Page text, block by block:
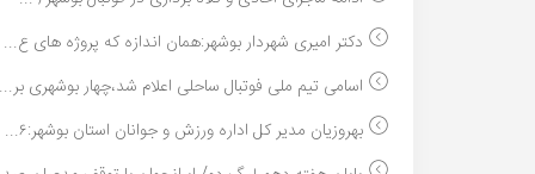
دکتر امیری شهردار بوشهر:همان اندازه که پروژه های ع...
اسامی تیم ملی فوتبال ساحلی اعلام شد،چهار بوشهری بر...
بهروزیان مدیر کل اداره ورزش و جوانان استان بوشهر:۶...